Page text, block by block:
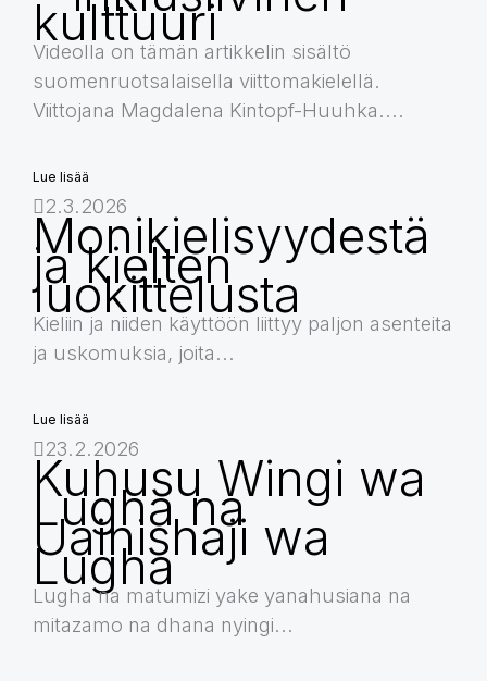
kulttuuri
Videolla on tämän artikkelin sisältö
suomenruotsalaisella viittomakielellä.
Viittojana Magdalena Kintopf-Huuhka....
Lue lisää
2.3.2026
Monikielisyydestä
ja kielten
luokittelusta
Kieliin ja niiden käyttöön liittyy paljon asenteita
ja uskomuksia, joita...
Lue lisää
23.2.2026
Kuhusu Wingi wa
Lugha na
Uainishaji wa
Lugha
Lugha na matumizi yake yanahusiana na
mitazamo na dhana nyingi...